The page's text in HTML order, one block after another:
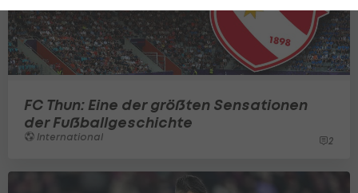
FC Thun: Eine der größten Sensationen
der Fußballgeschichte
International 2